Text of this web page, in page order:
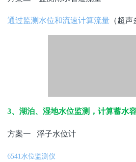
通过监测水位和流速计算流量 （超
3、湖泊、湿地水位监测，计算蓄水
方案一 浮子水位计
6541水位监测仪